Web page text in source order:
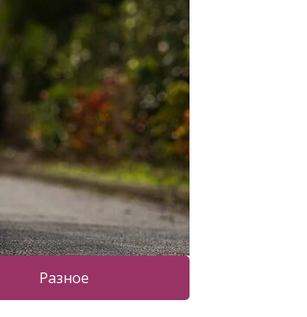
Разное